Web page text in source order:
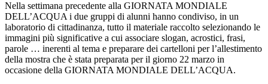
Nella settimana precedente alla GIORNATA MONDIALE
DELL’ACQUA i due gruppi di alunni hanno condiviso, in un
laboratorio di cittadinanza, tutto il materiale raccolto selezionando le
immagini più significative a cui associare slogan, acrostici, frasi,
parole … inerenti al tema e preparare dei cartelloni per l’allestimento
della mostra che è stata preparata per il giorno 22 marzo in
occasione della GIORNATA MONDIALE DELL’ACQUA.